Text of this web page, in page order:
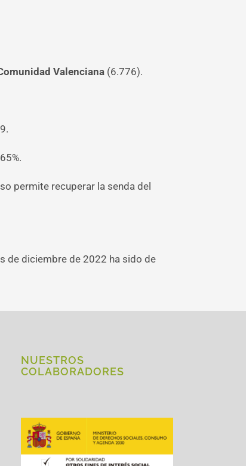
Valenciana (6.776).
permite recuperar la senda del
de diciembre de 2022 ha sido de
NUESTROS
COLABORADORES